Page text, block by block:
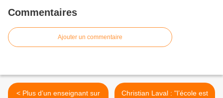
Commentaires
Ajouter un commentaire
< Plus d’un enseignant sur
Christian Laval : "l’école est